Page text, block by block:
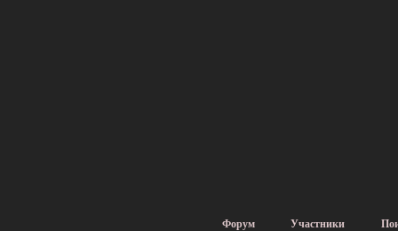
Форум Участники